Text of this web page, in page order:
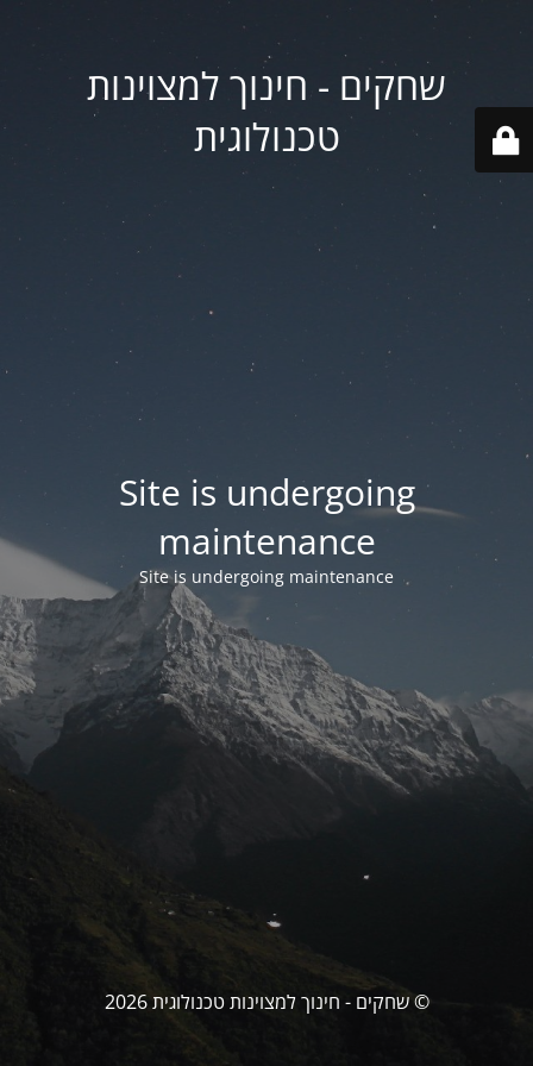
שחקים - חינוך למצוינות
טכנולוגית
Site is undergoing
maintenance
Site is undergoing maintenance
© שחקים - חינוך למצוינות טכנולוגית 2026